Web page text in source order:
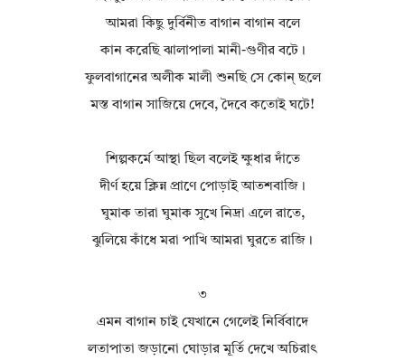
আমরা কিছু দুর্বিনীত বাগান বাগান বলে
কান করেছি ঝালাপালা মানী-গুণীর বটে।
ফুলবাগানের অলীক মালী শুনছি সে কোন্‌ ছলে
মস্ত বাগান সাজিয়ে দেবে, দৈবে কতোই ঘটে!
শিল্পকর্মে আস্থা ছিল বলেই ক্ষুধার দাঁতে
দীর্ণ হয়ে ক্লিন্ন প্রাণে পোড়াই আতশবাজি।
ঘুমাক তারা ঘুমাক সুখে নিদ্রা এলে রাতে,
ঝুলিয়ে কাঁধে মরা পাখি আমরা ঘুরতে রাজি।
৩
এমন বাগান চাই যেখানে গেলেই নির্বিবাদে
লতাপাতা জড়ানো ঘোড়ার মূর্তি দেখে অচিরাৎ